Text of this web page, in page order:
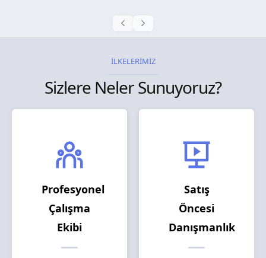
İLKELERİMİZ
Sizlere Neler Sunuyoruz?
Profesyonel
Çalışma
Ekibi
Satış
Öncesi
Danışmanlık